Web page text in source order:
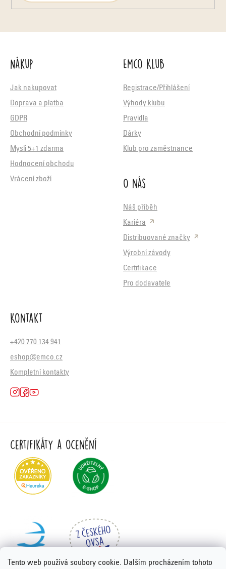
Tento web používá soubory cookie. Dalším procházením tohoto
Nákup
Jak nakupovat
Doprava a platba
GDPR
Obchodní podmínky
Mysli 5+1 zdarma
Hodnocení obchodu
Vrácení zboží
Emco Klub
Registrace/Přihlášení
Výhody klubu
Pravidla
Dárky
Klub pro zaměstnance
O nás
Náš příběh
Kariéra
Distribuované značky
Výrobní závody
Certifikace
Pro dodavatele
Kontakt
+420 770 134 941
eshop@emco.cz
Kompletní kontakty
Certifikáty a ocenění